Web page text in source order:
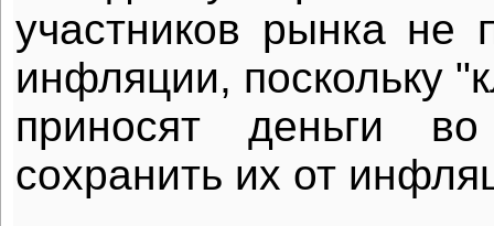
участников рынка не
инфляции, поскольку
приносят деньги
сохранить их от